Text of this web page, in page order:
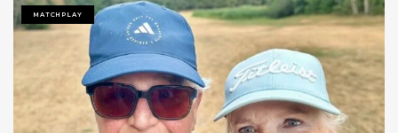
Tot ik uiteindelijk aankondigde dat ik het nu echt niet
meer ging zeggen.
MATCHPLAY